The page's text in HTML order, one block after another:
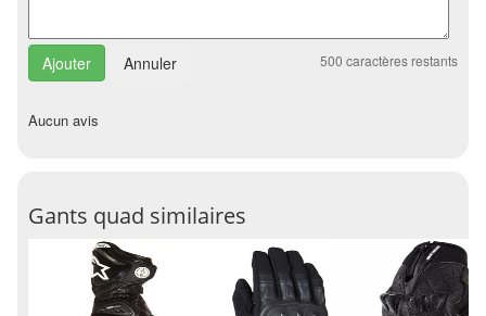
Annuler 500 caractères restants
Aucun avis
Gants quad similaires